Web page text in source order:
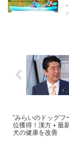
“みらいのドッグフ
位獲得！漢方＋最
犬の健康を改善